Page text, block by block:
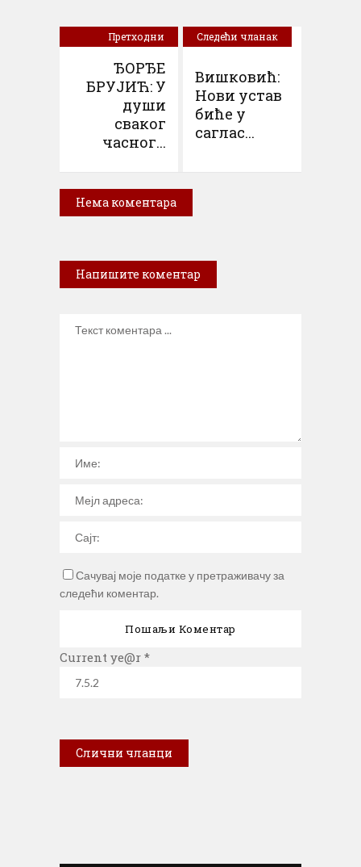
Претходни
ЂОРЂЕ
БРУЈИЋ: У
души
сваког
часног...
Следећи чланак
Вишковић:
Нови устав
биће у
саглас...
Нема коментара
Напишите коментар
Сачувај моје податке у претраживачу за
следећи коментар.
Current ye@r *
Слични чланци